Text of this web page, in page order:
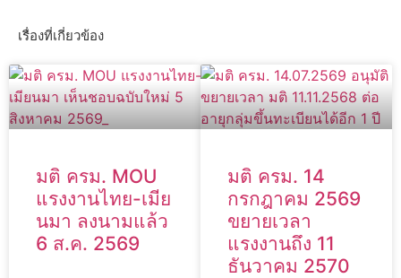
เรื่องที่เกี่ยวข้อง
มติ ครม. MOU
แรงงานไทย-เมีย
นมา ลงนามแล้ว
6 ส.ค. 2569
มติ ครม. 14
กรกฎาคม 2569
ขยายเวลา
แรงงานถึง 11
ธันวาคม 2570